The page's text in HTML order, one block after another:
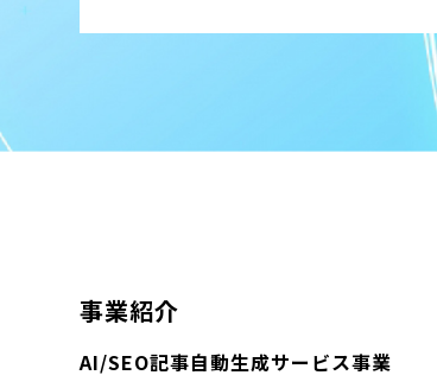
事業紹介
AI/SEO記事自動生成サービス事業